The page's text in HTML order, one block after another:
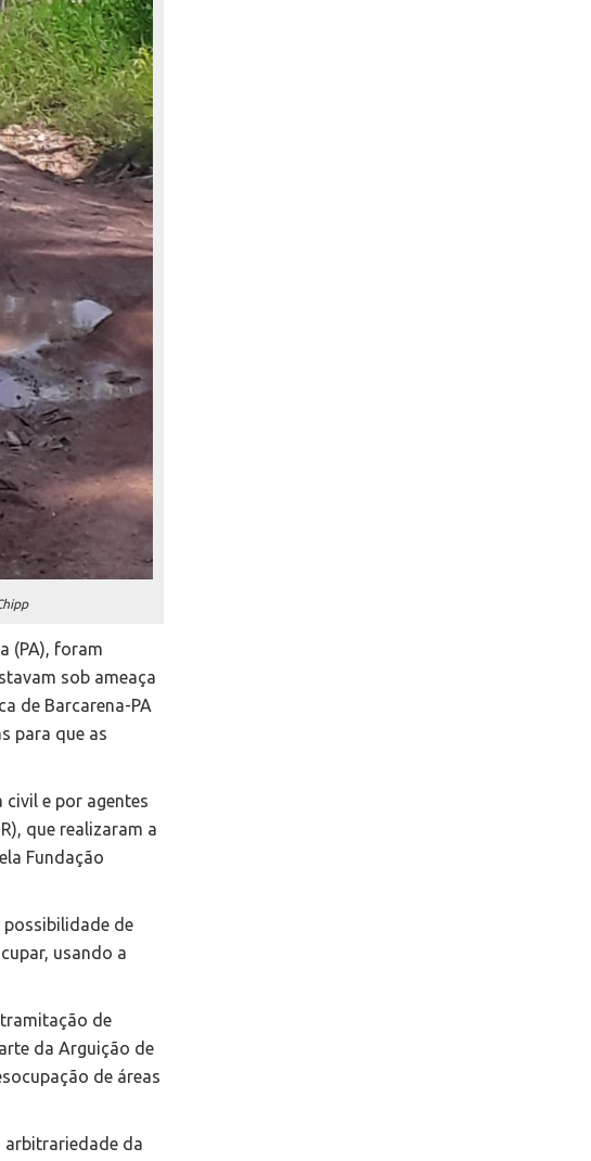
(PA), foram
sob ameaça
de Barcarena-PA
para que as
e por agentes
que realizaram a
Fundação
possibilidade de
usando a
de
da Arguição de
de áreas
arbitrariedade da